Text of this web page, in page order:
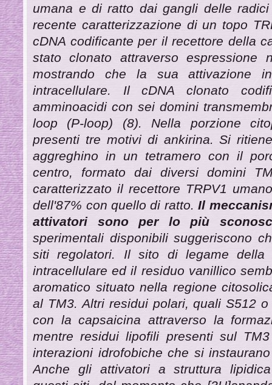
umana e di ratto dai gangli delle
recente caratterizzazione di un topo
cDNA codificante per il recettore della
stato clonato attraverso espressione
mostrando che la sua attivazione
intracellulare. Il cDNA clonato
amminoacidi con sei domini
loop (P-loop) (8). Nella porzione
presenti tre motivi di ankirina. Si
aggreghino in un tetramero con il
centro, formato dai diversi domini
caratterizzato il recettore TRPV1
dell'87% con quello di ratto.Il
attivatori sono per lo più
sperimentali disponibili suggeriscono
siti regolatori. Il sito di legame della
intracellulare ed il residuo vanillico
aromatico situato nella regione
al TM3. Altri residui polari, quali S512
con la capsaicina attraverso la
mentre residui lipofili presenti sul
interazioni idrofobiche che si
Anche gli attivatori a struttura